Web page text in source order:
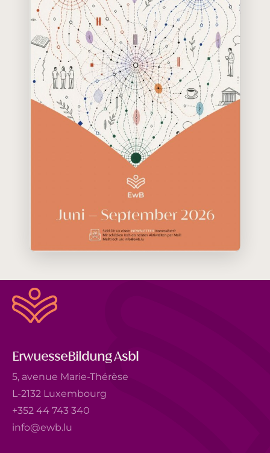
ErwuesseBildung Asbl
5, avenue Marie-Thérèse
L-2132 Luxembourg
+352 44 743 340
info@ewb.lu